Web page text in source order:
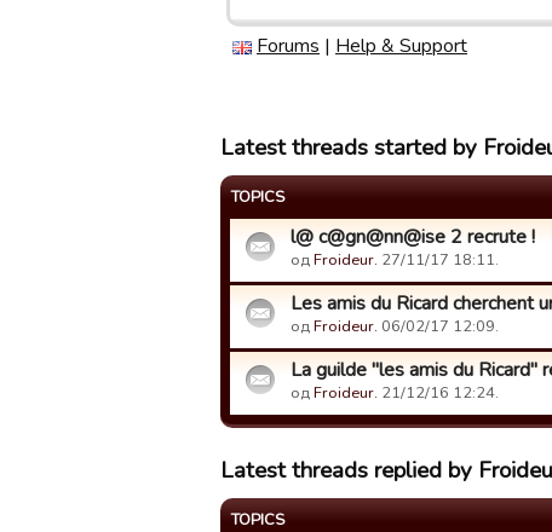
Forums | Help & Support
Latest threads started by
TOPICS
l@ c@gn@nn@ise 2 recrute !
одFroideur. 27/11/17 18:11.
Les amis du Ricard cherchent
одFroideur. 06/02/17 12:09.
La guilde "les amis du Ricard"
одFroideur. 21/12/16 12:24.
Latest threads replied by
TOPICS